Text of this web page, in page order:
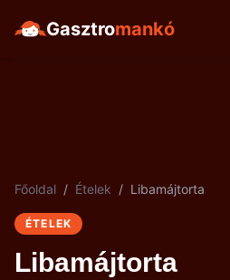
Gasztromankó
Főoldal / Ételek / Libamájtorta
ÉTELEK
Libamájtorta